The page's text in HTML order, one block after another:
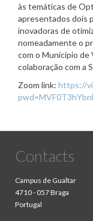
às temáticas de
apresentados dois
inovadoras de
nomeadamente o
com o Município de
colaboração com a
Zoom link: https://
Contacts
Campus de Gualtar
4710 - 057 Braga
Portugal